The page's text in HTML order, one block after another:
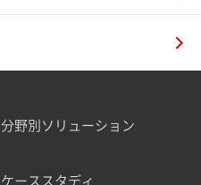
分野別ソリューション
ケーススタディ